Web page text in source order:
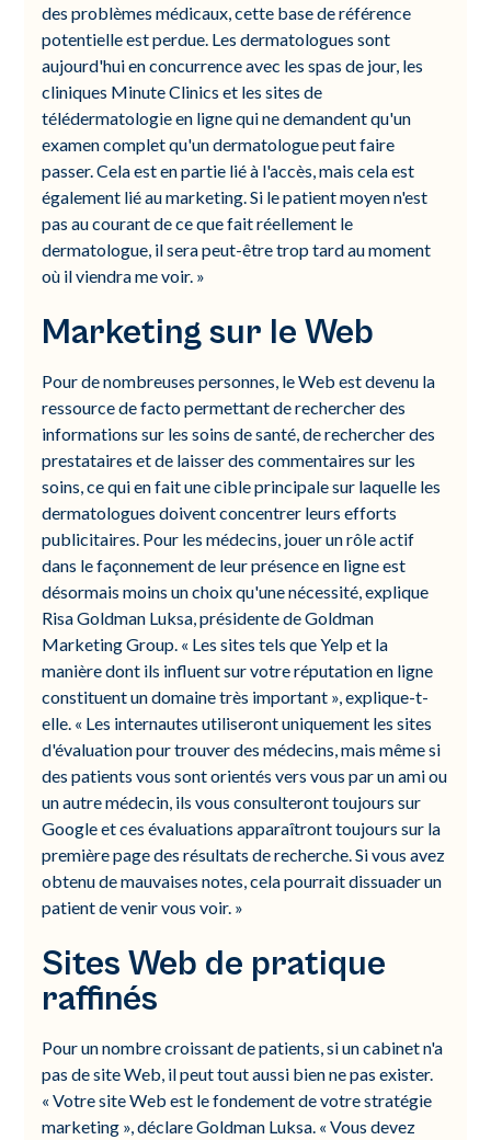
des problèmes médicaux, cette base de référence
potentielle est perdue. Les dermatologues sont
aujourd'hui en concurrence avec les spas de jour, les
cliniques Minute Clinics et les sites de
télédermatologie en ligne qui ne demandent qu'un
examen complet qu'un dermatologue peut faire
passer. Cela est en partie lié à l'accès, mais cela est
également lié au marketing. Si le patient moyen n'est
pas au courant de ce que fait réellement le
dermatologue, il sera peut-être trop tard au moment
où il viendra me voir. »
Marketing sur le Web
Pour de nombreuses personnes, le Web est devenu la
ressource de facto permettant de rechercher des
informations sur les soins de santé, de rechercher des
prestataires et de laisser des commentaires sur les
soins, ce qui en fait une cible principale sur laquelle les
dermatologues doivent concentrer leurs efforts
publicitaires. Pour les médecins, jouer un rôle actif
dans le façonnement de leur présence en ligne est
désormais moins un choix qu'une nécessité, explique
Risa Goldman Luksa, présidente de Goldman
Marketing Group. « Les sites tels que Yelp et la
manière dont ils influent sur votre réputation en ligne
constituent un domaine très important », explique-t-
elle. « Les internautes utiliseront uniquement les sites
d'évaluation pour trouver des médecins, mais même si
des patients vous sont orientés vers vous par un ami ou
un autre médecin, ils vous consulteront toujours sur
Google et ces évaluations apparaîtront toujours sur la
première page des résultats de recherche. Si vous avez
obtenu de mauvaises notes, cela pourrait dissuader un
patient de venir vous voir. »
Sites Web de pratique
raffinés
Pour un nombre croissant de patients, si un cabinet n'a
pas de site Web, il peut tout aussi bien ne pas exister.
« Votre site Web est le fondement de votre stratégie
marketing », déclare Goldman Luksa. « Vous devez